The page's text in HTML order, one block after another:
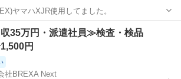
ヤマハXJR使用してました。
濃青柳駅 ヤマハ ハンドル
35万円・派遣社員≫検査・検品
円
社BREXA Next